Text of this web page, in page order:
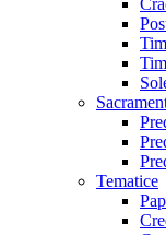
Tematice